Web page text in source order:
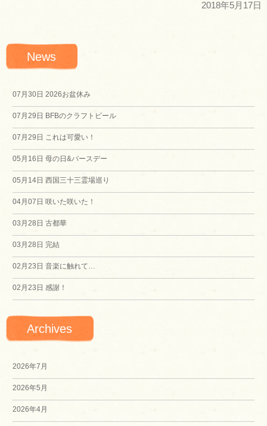
2018年5月17日
News
07月30日 2026お盆休み
07月29日 BFBのクラフトビール
07月29日 これは可愛い！
05月16日 母の日&バースデー
05月14日 西国三十三霊場巡り
04月07日 咲いた咲いた！
03月28日 古都華
03月28日 完結
02月23日 音楽に触れて…
02月23日 感謝！
Archives
2026年7月
2026年5月
2026年4月